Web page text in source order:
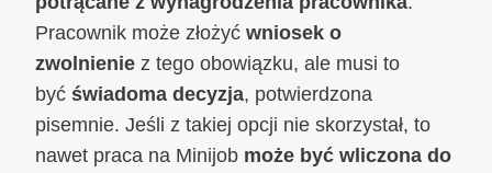
Pracownik może złożyć wniosek o
zwolnienie z tego obowiązku, ale musi to
być świadoma decyzja, potwierdzona
pisemnie. Jeśli z takiej opcji nie skorzystał, to
nawet praca na Minijob może być wliczona do